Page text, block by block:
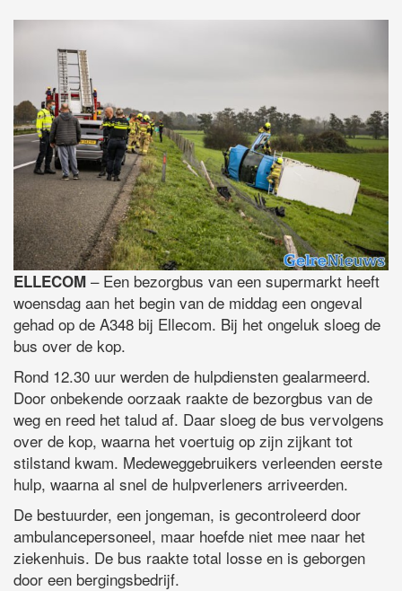
ELLECOM – Een bezorgbus van een supermarkt heeft
woensdag aan het begin van de middag een ongeval
gehad op de A348 bij Ellecom. Bij het ongeluk sloeg de
bus over de kop.
Rond 12.30 uur werden de hulpdiensten gealarmeerd.
Door onbekende oorzaak raakte de bezorgbus van de
weg en reed het talud af. Daar sloeg de bus vervolgens
over de kop, waarna het voertuig op zijn zijkant tot
stilstand kwam. Medeweggebruikers verleenden eerste
hulp, waarna al snel de hulpverleners arriveerden.
De bestuurder, een jongeman, is gecontroleerd door
ambulancepersoneel, maar hoefde niet mee naar het
ziekenhuis. De bus raakte total losse en is geborgen
door een bergingsbedrijf.